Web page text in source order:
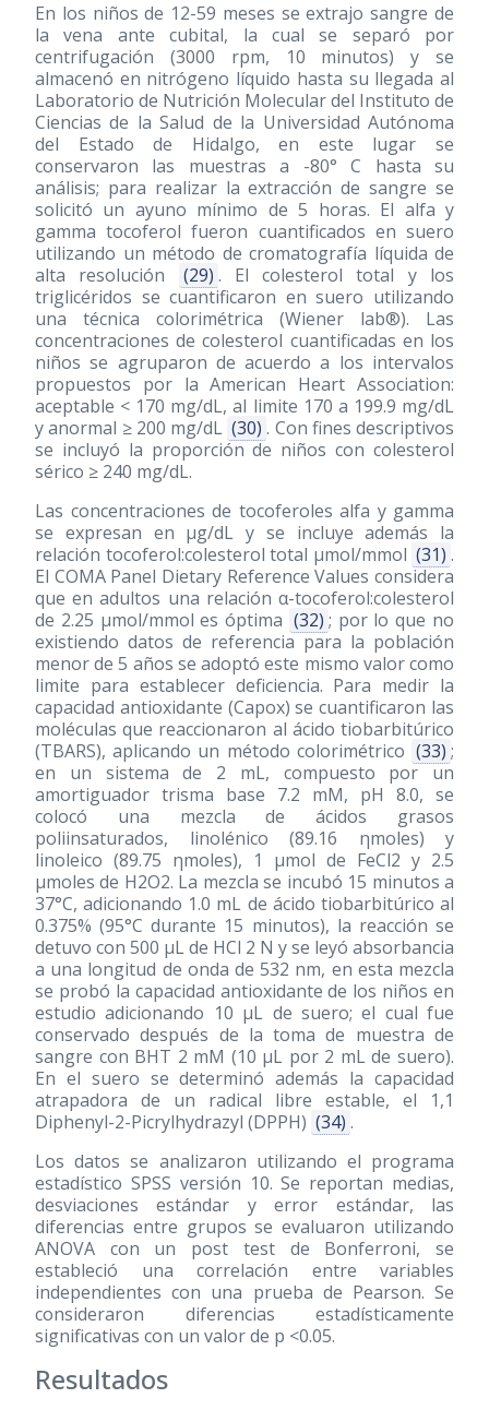
En los niños de 12-59 meses se extrajo sangre de
la vena ante cubital, la cual se separó por
centrifugación (3000 rpm, 10 minutos) y se
almacenó en nitrógeno líquido hasta su llegada al
Laboratorio de Nutrición Molecular del Instituto de
Ciencias de la Salud de la Universidad Autónoma
del Estado de Hidalgo, en este lugar se
conservaron las muestras a -80° C hasta su
análisis; para realizar la extracción de sangre se
solicitó un ayuno mínimo de 5 horas. El alfa y
gamma tocoferol fueron cuantificados en suero
utilizando un método de cromatografía líquida de
alta resolución
(29) . El colesterol total y los
triglicéridos se cuantificaron en suero utilizando
una técnica colorimétrica (Wiener lab®). Las
concentraciones de colesterol cuantificadas en los
niños se agruparon de acuerdo a los intervalos
propuestos por la American Heart Association:
aceptable < 170 mg/dL, al limite 170 a 199.9 mg/dL
y anormal ≥ 200 mg/dL (30) . Con fines descriptivos
se incluyó la proporción de niños con colesterol
sérico ≥ 240 mg/dL.
Las concentraciones de tocoferoles alfa y gamma
se expresan en μg/dL y se incluye además la
relación tocoferol:colesterol total μmol/mmol (31) .
El COMA Panel Dietary Reference Values considera
que en adultos una relación α-tocoferol:colesterol
de 2.25 μmol/mmol es óptima (32) ; por lo que no
existiendo datos de referencia para la población
menor de 5 años se adoptó este mismo valor como
limite para establecer deficiencia. Para medir la
capacidad antioxidante (Capox) se cuantificaron las
moléculas que reaccionaron al ácido tiobarbitúrico
(TBARS), aplicando un método colorimétrico (33) ;
en un sistema de 2 mL, compuesto por un
amortiguador trisma base 7.2 mM, pH 8.0, se
colocó una mezcla de ácidos grasos
poliinsaturados, linolénico (89.16 ηmoles) y
linoleico (89.75 ηmoles), 1 μmol de FeCl2 y 2.5
μmoles de H2O2. La mezcla se incubó 15 minutos a
37°C, adicionando 1.0 mL de ácido tiobarbitúrico al
0.375% (95°C durante 15 minutos), la reacción se
detuvo con 500 μL de HCl 2 N y se leyó absorbancia
a una longitud de onda de 532 nm, en esta mezcla
se probó la capacidad antioxidante de los niños en
estudio adicionando 10 μL de suero; el cual fue
conservado después de la toma de muestra de
sangre con BHT 2 mM (10 μL por 2 mL de suero).
En el suero se determinó además la capacidad
atrapadora de un radical libre estable, el 1,1
Diphenyl-2-Picrylhydrazyl (DPPH) (34) .
Los datos se analizaron utilizando el programa
estadístico SPSS versión 10. Se reportan medias,
desviaciones estándar y error estándar, las
diferencias entre grupos se evaluaron utilizando
ANOVA con un post test de Bonferroni, se
estableció una correlación entre variables
independientes con una prueba de Pearson. Se
consideraron diferencias estadísticamente
significativas con un valor de p <0.05.
Resultados